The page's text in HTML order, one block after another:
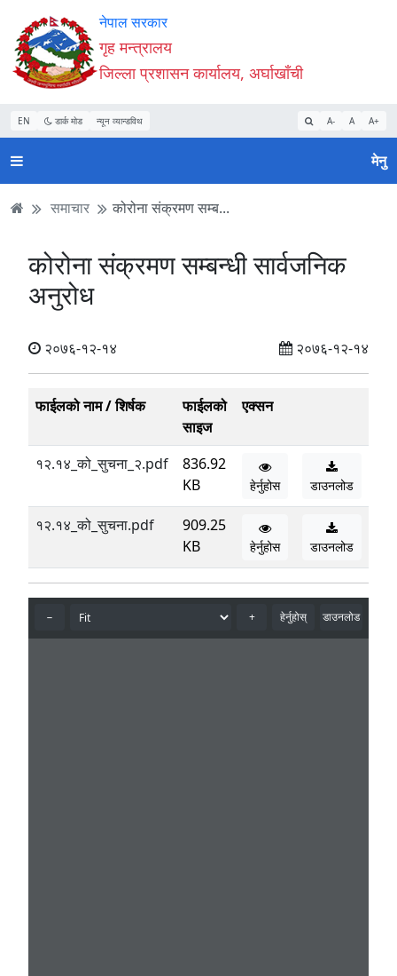
Accessibility
Mode
सुरु
गर्नुहोस्
सामाग्री
पढ्नुहाेस्
नेभिगेसन
पढ्नुहाेस्
वेबसाइट
खोजमा
जानुहोस्
नेपाल सरकार
गृह मन्त्रालय
जिल्ला प्रशासन कार्यालय, अर्घाखाँची
EN डार्क मोड न्यून व्यान्डविथ A- A A+
मेनु
समाचार कोरोना स‌ंक्रमण सम्ब...
कोरोना स‌ंक्रमण सम्बन्धी सार्वजनिक
अनुरोध
२०७६-१२-१४ २०७६-१२-१४
फाईलको नाम / शिर्षक
फाईलको
साइज
एक्सन
१२.१४_को_सुचना_२.pdf
836.92
KB
हेर्नुहोस डाउनलोड
१२.१४_को_सुचना.pdf
909.25
KB
हेर्नुहोस डाउनलोड